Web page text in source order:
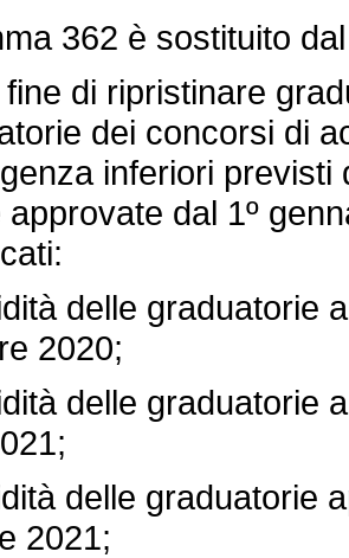
362 è sostituito
di ripristinare
dei concorsi di
inferiori
dal 1º
delle graduatorie
2020;
delle graduatorie
delle graduatorie
2021;